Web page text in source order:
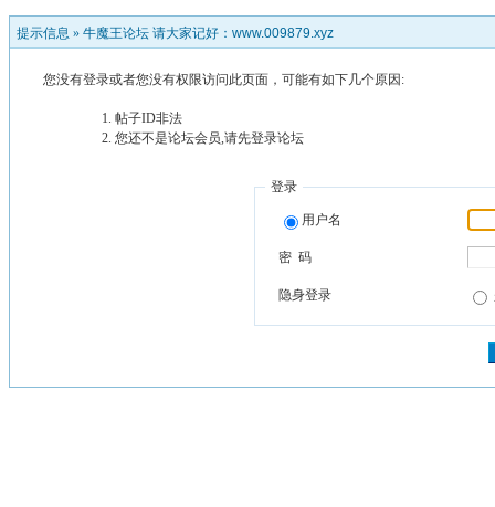
提示信息 » 牛魔王论坛 请大家记好：www.009879.xyz
您没有登录或者您没有权限访问此页面，可能有如下几个原因:
帖子ID非法
您还不是论坛会员,请先登录论坛
登录
用户名
密 码
隐身登录